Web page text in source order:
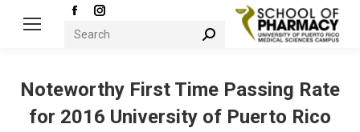
Facebook
page
window
Instagram
page
in
new
window
Search:
Noteworthy First Time Passing Rate
for 2016 University of Puerto Rico